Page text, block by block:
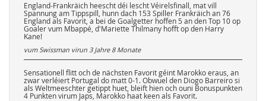
England-Frankräich heescht déi lescht Véirelsfinall, mat vill
Spannung am Tippspill, hunn dach 153 Spiller Frankräich an 76
England als Favorit, a bei de Goalgetter hoffen 5 an den Top 10 op
Goaler vum Mbappé, d'Mariette Thilmany hofft op den Harry
Kane!
vum Swissman virun 3 Jahre 8 Monate
Sensationell flitt och de nächsten Favorit géint Marokko eraus, an
zwar verléiert Portugal do matt 0-1. Obwuel den Diogo Barreiro si
als Weltmeeschter getippt huet, bleift hien och ouni Bonuspunkten
4 Punkten virum Japs, Marokko haat keen als Favorit.